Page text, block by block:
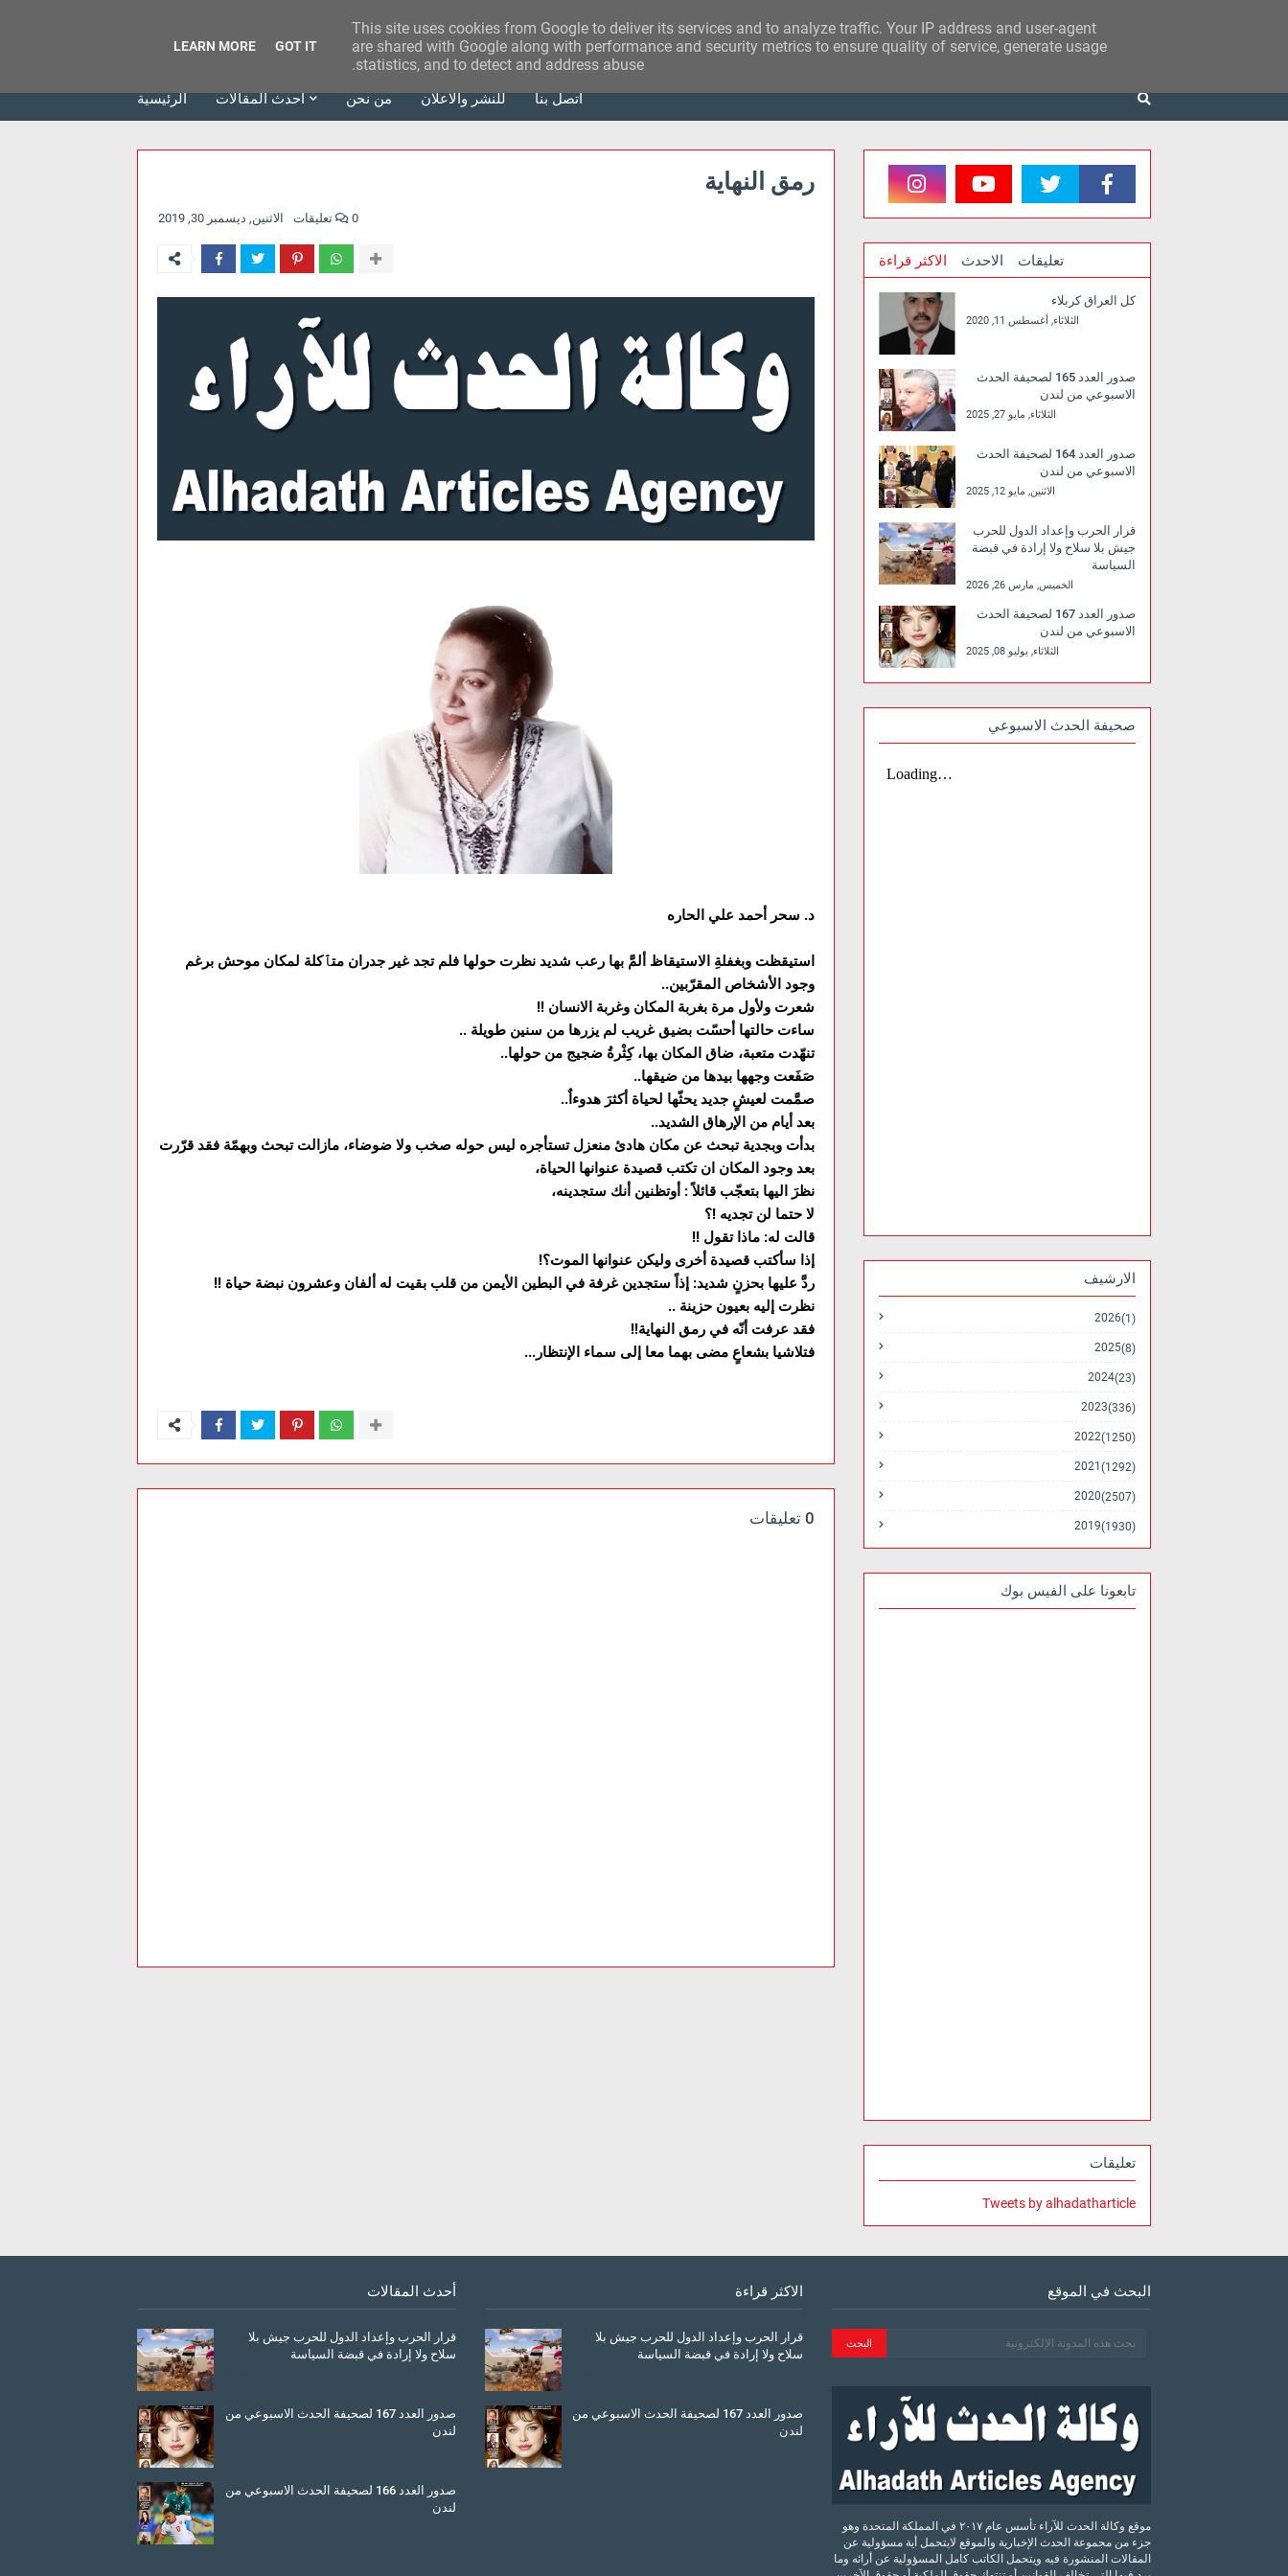
وكالة الحدث للآراء
الرئيسية أحدث المقالات من نحن للنشر والاعلان أتصل بنا
رمق النهاية
الاثنين, ديسمبر 30, 2019 0 تعليقات
د. سحر أحمد علي الحاره
استيقظت وبغفلةِ الاستيقاظ ألمَّ بها رعب شديد نظرت حولها فلم تجد غير جدران متٱكلة لمكان موحش برغم
وجود الأشخاص المقرّبين..
شعرت ولأول مرة بغربة المكان وغربة الانسان !!
ساءت حالتها أحسّت بضيق غريب لم يزرها من سنين طويلة ..
تنهّدت متعبة، ضاق المكان بها، كِثْرةُ ضجيج من حولها..
صَفَعت وجهها بيدها من ضيقها..
صمَّمت لعيشٍ جديد يحثّها لحياة أكثرَ هدوءاٌ..
بعد أيام من الإرهاق الشديد..
بدأت وبجدية تبحث عن مكان هادئ منعزل تستأجره ليس حوله صخب ولا ضوضاء، مازالت تبحث وبهمّة فقد قرّرت
بعد وجود المكان ان تكتب قصيدة عنوانها الحياة،
نظرَ اليها بتعجّب قائلاً : أوتظنين أنك ستجدينه،
لا حتما لن تجديه !؟
قالت له: ماذا تقول !!
إذا سأكتب قصيدة أخرى وليكن عنوانها الموت؟!
ردَّ عليها بحزنٍ شديد: إذاً ستجدين غرفة في البطين الأيمن من قلب بقيت له ألفان وعشرون نبضة حياة !!
نظرت إليه بعيون حزينة ..
فقد عرفت أنّه في رمق النهاية!!
فتلاشيا بشعاعٍ مضى بهما معا إلى سماء الإنتظار...
0 تعليقات
الاكثر قراءة الاحدث تعليقات
كل العراق كربلاء
الثلاثاء, أغسطس 11, 2020
صدور العدد 165 لصحيفة الحدث
الاسبوعي من لندن
الثلاثاء, مايو 27, 2025
صدور العدد 164 لصحيفة الحدث
الاسبوعي من لندن
الاثنين, مايو 12, 2025
قرار الحرب وإعداد الدول للحرب
جيش بلا سلاح ولا إرادة في قبضة
السياسة
الخميس, مارس 26, 2026
صدور العدد 167 لصحيفة الحدث
الاسبوعي من لندن
الثلاثاء, يوليو 08, 2025
صحيفة الحدث الاسبوعي
الارشيف
2026 (1)
2025 (8)
2024 (23)
2023 (336)
2022 (1250)
2021 (1292)
2020 (2507)
2019 (1930)
تابعونا على الفيس بوك
تعليقات
Tweets by alhadatharticle
البحث في الموقع
موقع وكالة الحدث للآراء تأسس عام ٢٠١٧ في المملكة المتحدة وهو
جزء من مجموعة الحدث الإخبارية والموقع لايتحمل أية مسؤولية عن
المقالات المنشورة فيه ويتحمل الكاتب كامل المسؤولية عن أرائه وما
الاكثر قراءة
قرار الحرب وإعداد الدول للحرب جيش بلا
سلاح ولا إرادة في قبضة السياسة
صدور العدد 167 لصحيفة الحدث الاسبوعي من
لندن
أحدث المقالات
قرار الحرب وإعداد الدول للحرب جيش بلا
سلاح ولا إرادة في قبضة السياسة
صدور العدد 167 لصحيفة الحدث الاسبوعي من
لندن
صدور العدد 166 لصحيفة الحدث الاسبوعي من
لندن
This site uses cookies from Google to deliver its services and to analyze traffic. Your IP address and user-agent
are shared with Google along with performance and security metrics to ensure quality of service, generate usage
statistics, and to detect and address abuse.
LEARN MORE GOT IT